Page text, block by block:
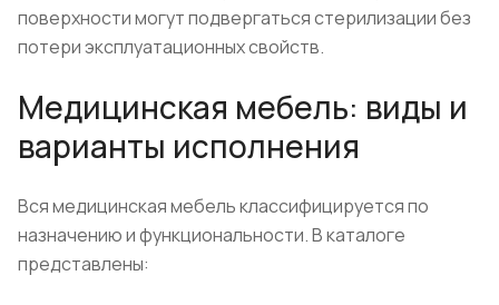
поверхности могут подвергаться стерилизации без
потери эксплуатационных свойств.
Медицинская мебель: виды и
варианты исполнения
Вся медицинская мебель классифицируется по
назначению и функциональности. В каталоге
представлены: